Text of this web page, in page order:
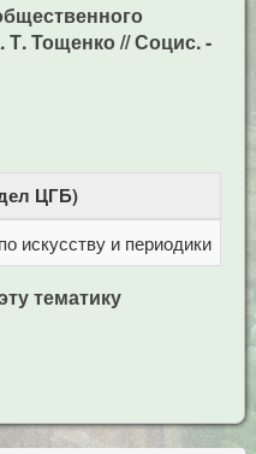
Т. Тощенко // Социс. -
ЦГБ)
искусству и периодики
тематику